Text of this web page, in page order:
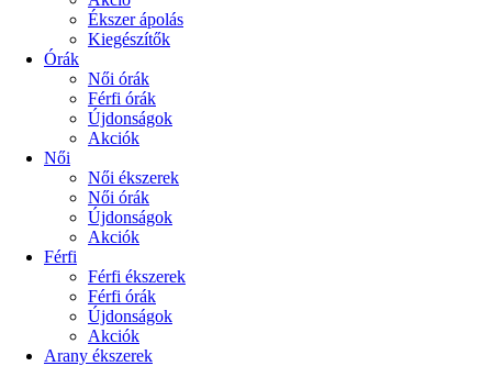
Ékszer ápolás
Kiegészítők
Órák
Női órák
Férfi órák
Újdonságok
Akciók
Női
Női ékszerek
Női órák
Újdonságok
Akciók
Férfi
Férfi ékszerek
Férfi órák
Újdonságok
Akciók
Arany ékszerek